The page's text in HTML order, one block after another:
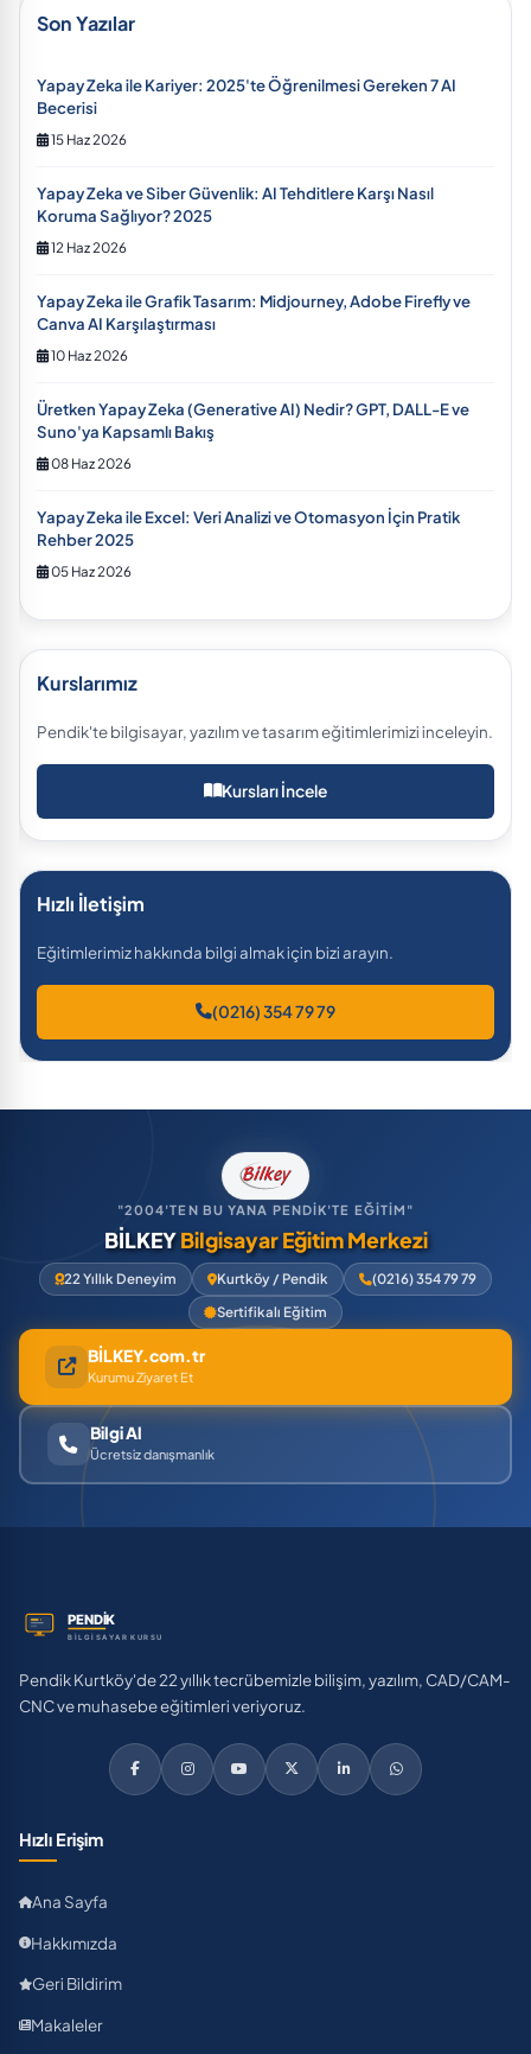
Son Yazılar
Yapay Zeka ile Kariyer: 2025'te Öğrenilmesi Gereken 7 AI
Becerisi
15 Haz 2026
Yapay Zeka ve Siber Güvenlik: AI Tehditlere Karşı Nasıl
Koruma Sağlıyor? 2025
12 Haz 2026
Yapay Zeka ile Grafik Tasarım: Midjourney, Adobe Firefly ve
Canva AI Karşılaştırması
10 Haz 2026
Üretken Yapay Zeka (Generative AI) Nedir? GPT, DALL-E ve
Suno'ya Kapsamlı Bakış
08 Haz 2026
Yapay Zeka ile Excel: Veri Analizi ve Otomasyon İçin Pratik
Rehber 2025
05 Haz 2026
Kurslarımız
Pendik'te bilgisayar, yazılım ve tasarım eğitimlerimizi inceleyin.
Kursları İncele
Hızlı İletişim
Eğitimlerimiz hakkında bilgi almak için bizi arayın.
(0216) 354 79 79
"2004'TEN BU YANA PENDİK'TE EĞİTİM"
BİLKEYBilgisayar Eğitim Merkezi
22 Yıllık Deneyim Kurtköy / Pendik
(0216) 354 79 79
Sertifikalı Eğitim
BİLKEY.com.tr
Kurumu Ziyaret Et
Bilgi Al
Ücretsiz danışmanlık
Pendik Kurtköy'de 22 yıllık tecrübemizle bilişim, yazılım, CAD/CAM-
CNC ve muhasebe eğitimleri veriyoruz.
Hızlı Erişim
Ana Sayfa
Hakkımızda
Geri Bildirim
Makaleler